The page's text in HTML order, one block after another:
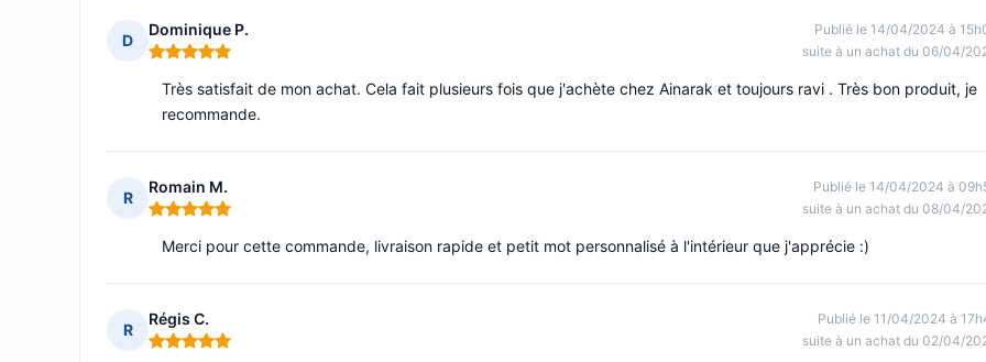
D
Dominique P.
Note : 5 sur 5
Publié le 14/04/2024 à
suite à un achat du 06/04/
Très satisfait de mon achat. Cela fait plusieurs fois que j'achète chez Ainarak et toujours ravi . Très bon produit, je
recommande.
R
Romain M.
Note : 5 sur 5
Publié le 14/04/2024 à
suite à un achat du 08/04/
Merci pour cette commande, livraison rapide et petit mot personnalisé à l'intérieur que j'apprécie :)
R
Régis C.
Note : 5 sur 5
Publié le 11/04/2024 à
suite à un achat du 02/04/